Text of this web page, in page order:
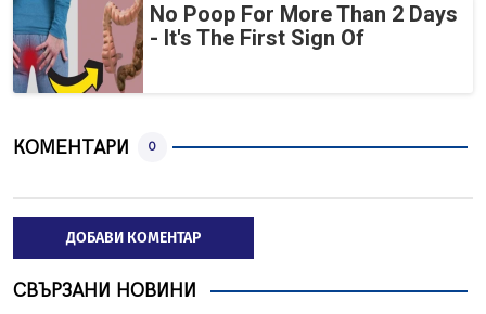
No Poop For More Than 2 Days
- It's The First Sign Of
КОМЕНТАРИ 0
ДОБАВИ КОМЕНТАР
СВЪРЗАНИ НОВИНИ